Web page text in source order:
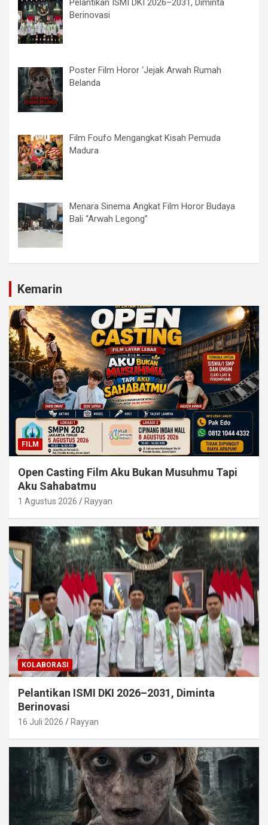
Pelantikan ISMI DKI 2026–2031, Diminta
Berinovasi
Poster Film Horor ‘Jejak Arwah Rumah
Belanda
Film Foufo Mengangkat Kisah Pemuda
Madura
Menara Sinema Angkat Film Horor Budaya
Bali “Arwah Legong”
Kemarin
FILM
Open Casting Film Aku Bukan Musuhmu Tapi
Aku Sahabatmu
1 Agustus 2026 Rayyan
KOLABORASI
Pelantikan ISMI DKI 2026–2031, Diminta
Berinovasi
16 Juli 2026 Rayyan